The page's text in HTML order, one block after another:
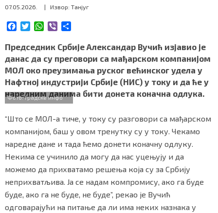
07.05.2026. | Извор: Танјуг
c
e
b
o
o
k
i
t
t
e
r
W
a
t
s
A
p
p
b
e
r
a
r
e
Председник Србије Александар Вучић изјавио је
данас да су преговори са мађарском компанијом
МОЛ око преузимања руског већинског удела у
Нафтној индустрији Србије (НИС) у току и да ће у
наредним данима бити донета коначна одлука.
Фото: Градске инфо
“Што се МОЛ-а тиче, у току су разговори са мађарском
компанијом, баш у овом тренутку су у току. Чекамо
наредне дане и тада ћемо донети коначну одлуку.
Некима се учинило да могу да нас уцењују и да
можемо да прихватамо решења која су за Србију
неприхватљива. Ја се надам компромису, ако га буде
буде, ако га не буде, не буде”, рекао је Вучић
одговарајући на питање да ли има неких назнака у
СПЕЦИЈАЛИ
БЛОГ
СРБИЈА
СВЕТ
ЖИВОТ И СТИЛ
СПОРТ
redakcija@gradskeinfo.rs
ПРАТИТЕ НАС